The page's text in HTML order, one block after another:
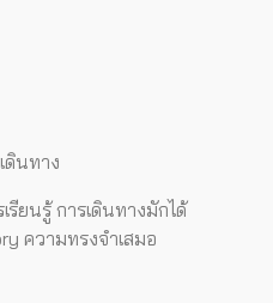
ดินทาง
ยนรู้ การเดินทางมักได้
ความทรงจำเสมอ